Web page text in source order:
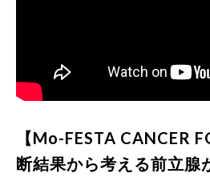
【Mo-FESTA CANCER
断結果から考える前立腺